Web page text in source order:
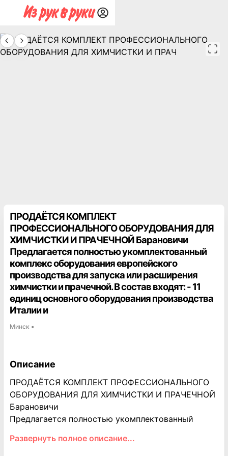
ПРОДАЁТСЯ КОМПЛЕКТ
ПРОФЕССИОНАЛЬНОГО ОБОРУДОВАНИЯ ДЛЯ
ХИМЧИСТКИ И ПРАЧЕЧНОЙ Барановичи
Предлагается полностью укомплектованный
комплекс оборудования европейского
производства для запуска или расширения
химчистки и прачечной. В состав входят: - 11
единиц основного оборудования производства
Италии и
Минск ▪
Описание
Развернуть полное описание...
ПРОДАЁТСЯ КОМПЛЕКТ ПРОФЕССИОНАЛЬНОГО
ОБОРУДОВАНИЯ ДЛЯ ХИМЧИСТКИ И ПРАЧЕЧНОЙ
Барановичи
Предлагается полностью укомплектованный
производства для запуска или расширения